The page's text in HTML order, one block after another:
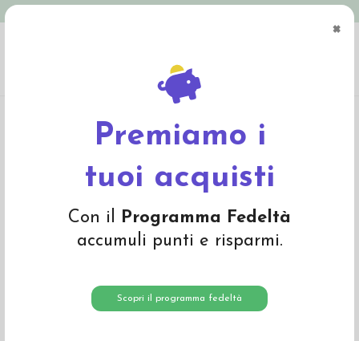
×
Premiamo i
tuoi acquisti
Con il Programma Fedeltà
accumuli punti e risparmi.
Scopri il programma fedeltà
seta -col. lampone/ orchidea